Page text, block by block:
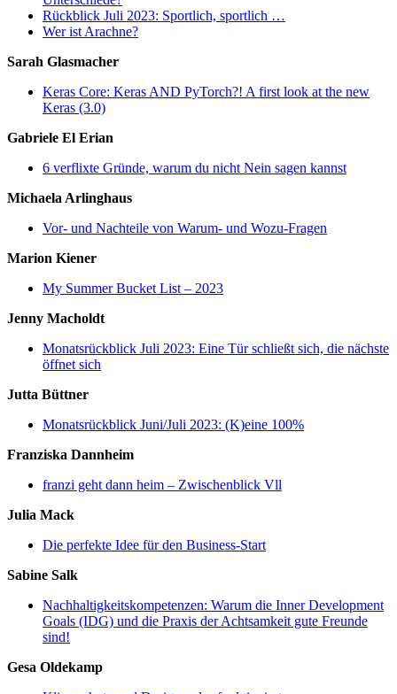
Rückblick Juli 2023: Sportlich, sportlich …
Wer ist Arachne?
Sarah Glasmacher
Keras Core: Keras AND PyTorch?! A first look at the new
Keras (3.0)
Gabriele El Erian
6 verflixte Gründe, warum du nicht Nein sagen kannst
Michaela Arlinghaus
Vor- und Nachteile von Warum- und Wozu-Fragen
Marion Kiener
My Summer Bucket List – 2023
Jenny Macholdt
Monatsrückblick Juli 2023: Eine Tür schließt sich, die nächste
öffnet sich
Jutta Büttner
Monatsrückblick Juni/Juli 2023: (K)eine 100%
Franziska Dannheim
franzi geht dann heim – Zwischenblick Vll
Julia Mack
Die perfekte Idee für den Business-Start
Sabine Salk
Nachhaltigkeitskompetenzen: Warum die Inner Development
Goals (IDG) und die Praxis der Achtsamkeit gute Freunde
sind!
Gesa Oldekamp